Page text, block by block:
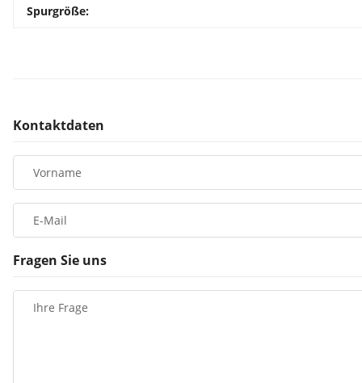
Produkteigenschaft
Wert
Spurgröße:
Kontaktdaten
Vorname
E-Mail
Fragen Sie uns
Ihre Frage